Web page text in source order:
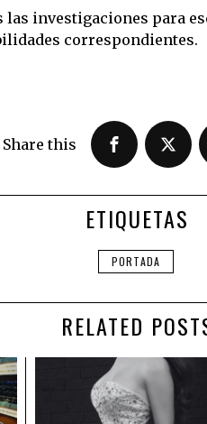
las investigaciones para
correspondientes.
Share this
ETIQUETAS
PORTADA
RELATED